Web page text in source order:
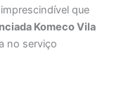
que
Komeco Vila
no serviço